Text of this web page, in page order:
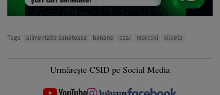
Tags: alimentatie sanatoasa banane ceai morcovi silueta
Urmărește CSID pe Social Media